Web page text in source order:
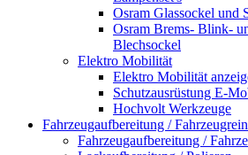
Osram Glassockel und
Osram Brems- Blink-
Blechsockel
Elektro Mobilität
Elektro Mobilität
Schutzausrüstung E-
Hochvolt Werkzeuge
Fahrzeugaufbereitung /
Fahrzeugaufbereitung /